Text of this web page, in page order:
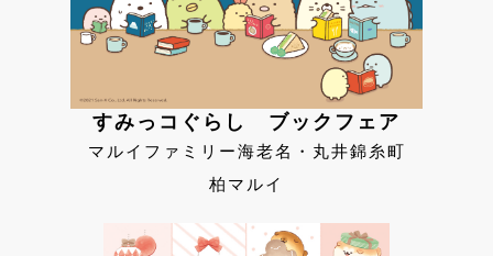
すみっコぐらし ブックフェア
マルイファミリー海老名・丸井錦糸町
柏マルイ